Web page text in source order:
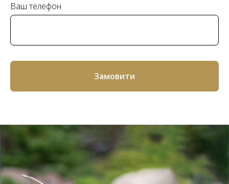
Ваш телефон
Замовити